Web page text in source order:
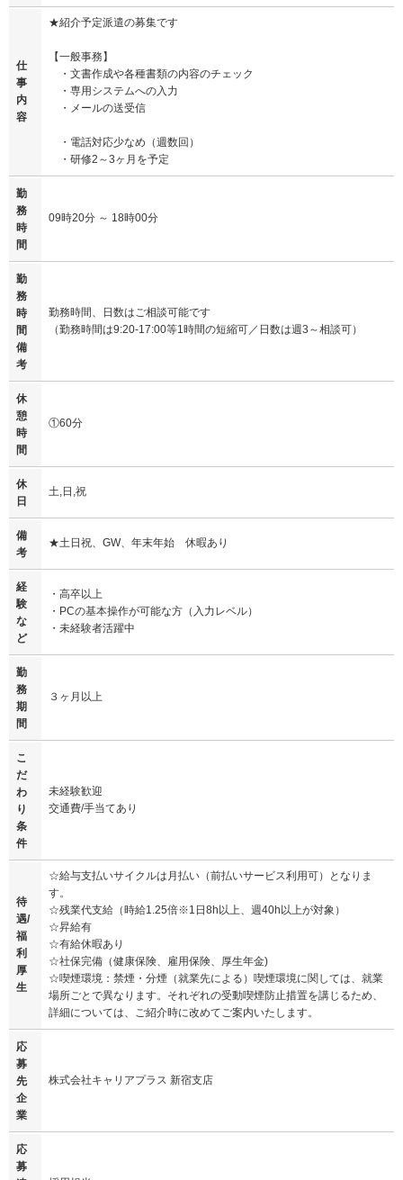
仕
事
内
容
★紹介予定派遣の募集です
【一般事務】
・文書作成や各種書類の内容のチェック
・専用システムへの入力
・メールの送受信
・電話対応少なめ（週数回）
・研修2～3ヶ月を予定
勤
務
時
間
09時20分 ～ 18時00分
勤
務
時
間
備
考
勤務時間、日数はご相談可能です
（勤務時間は9:20-17:00等1時間の短縮可／日数は週3～相談可）
休
憩
時
間
①60分
休
日
土,日,祝
備
考
★土日祝、GW、年末年始 休暇あり
経
験
な
ど
・高卒以上
・PCの基本操作が可能な方（入力レベル）
・未経験者活躍中
勤
務
期
間
３ヶ月以上
こ
だ
わ
り
条
件
未経験歓迎
交通費/手当てあり
待
遇/
福
利
厚
生
☆給与支払いサイクルは月払い（前払いサービス利用可）となりま
す。
☆残業代支給（時給1.25倍※1日8h以上、週40h以上が対象）
☆昇給有
☆有給休暇あり
☆社保完備（健康保険、雇用保険、厚生年金)
☆喫煙環境：禁煙・分煙（就業先による）喫煙環境に関しては、就業
場所ごとで異なります。それぞれの受動喫煙防止措置を講じるため、
詳細については、ご紹介時に改めてご案内いたします。
応
募
先
企
業
株式会社キャリアプラス 新宿支店
応
募